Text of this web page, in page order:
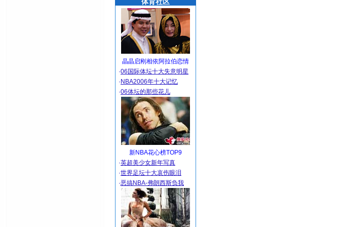
晶晶启刚相依阿拉伯恋情
·06国际体坛十大失意明星
· NBA2006年十大记忆
·06体坛的那些花儿
新NBA花心榜TOP9
·英超美少女新年写真
·世界足坛十大哀伤眼泪
·恶搞NBA-弗朗西斯负我